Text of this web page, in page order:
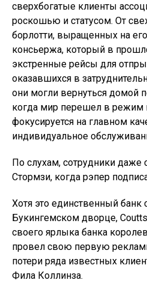
сверхбогатые клиенты
роскошью и статусом. От
борлотти, выращенных на
консьержа, который в
экстренные рейсы для
оказавшихся в
они могли вернуться домой
когда мир перешел в режим
фокусируется на главном
индивидуальное
По слухам, сотрудники даже
Стормзи, когда рэпер
Хотя это единственный банк
Букингемском дворце,
своего ярлыка банка
провел свою первую
потери ряда известных
Фила Коллинза.